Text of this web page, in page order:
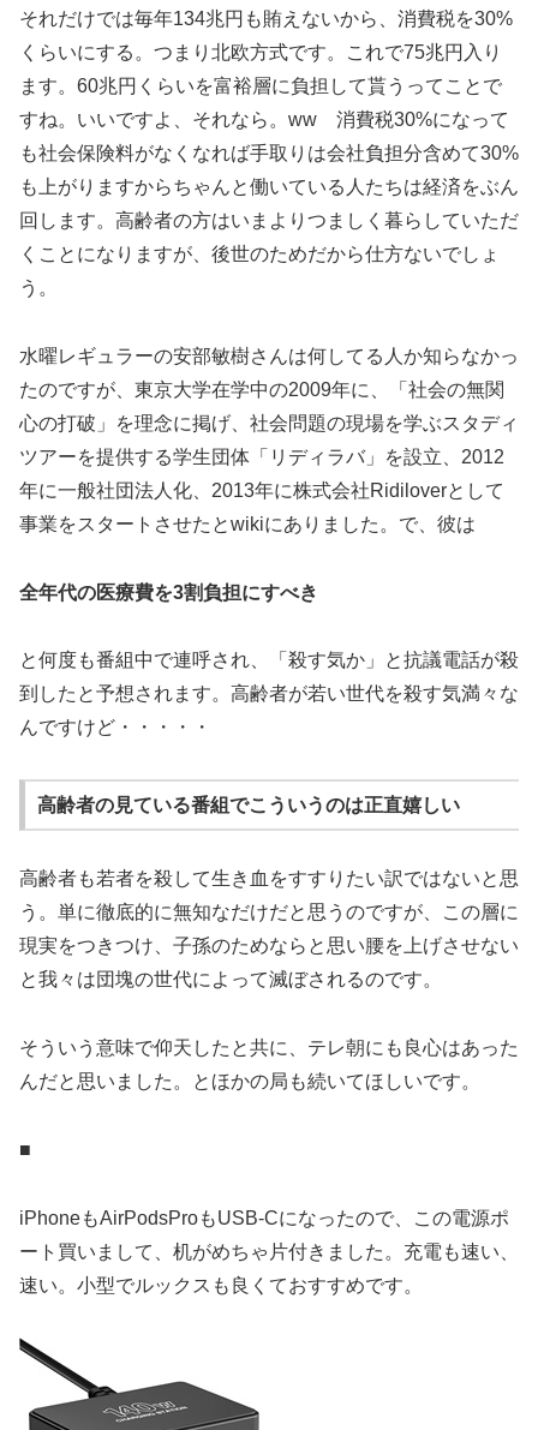
それだけでは毎年134兆円も賄えないから、消費税を30%
くらいにする。つまり北欧方式です。これで75兆円入り
ます。60兆円くらいを富裕層に負担して貰うってことで
すね。いいですよ、それなら。ww 消費税30%になって
も社会保険料がなくなれば手取りは会社負担分含めて30%
も上がりますからちゃんと働いている人たちは経済をぶん
回します。高齢者の方はいまよりつましく暮らしていただ
くことになりますが、後世のためだから仕方ないでしょ
う。
水曜レギュラーの安部敏樹さんは何してる人か知らなかっ
たのですが、東京大学在学中の2009年に、「社会の無関
心の打破」を理念に掲げ、社会問題の現場を学ぶスタディ
ツアーを提供する学生団体「リディラバ」を設立、2012
年に一般社団法人化、2013年に株式会社Ridiloverとして
事業をスタートさせたとwikiにありました。で、彼は
全年代の医療費を3割負担にすべき
と何度も番組中で連呼され、「殺す気か」と抗議電話が殺
到したと予想されます。高齢者が若い世代を殺す気満々な
んですけど・・・・・
高齢者の見ている番組でこういうのは正直嬉しい
高齢者も若者を殺して生き血をすすりたい訳ではないと思
う。単に徹底的に無知なだけだと思うのですが、この層に
現実をつきつけ、子孫のためならと思い腰を上げさせない
と我々は団塊の世代によって滅ぼされるのです。
そういう意味で仰天したと共に、テレ朝にも良心はあった
んだと思いました。とほかの局も続いてほしいです。
■
iPhoneもAirPodsProもUSB-Cになったので、この電源ポ
ート買いまして、机がめちゃ片付きました。充電も速い、
速い。小型でルックスも良くておすすめです。